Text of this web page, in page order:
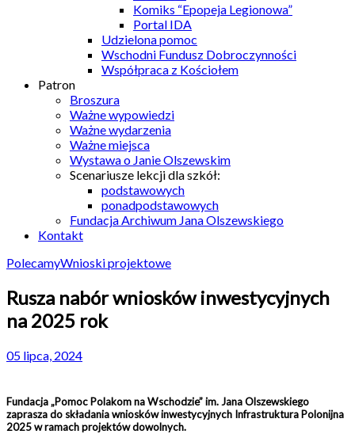
Komiks “Epopeja Legionowa”
Portal IDA
Udzielona pomoc
Wschodni Fundusz Dobroczynności
Współpraca z Kościołem
Patron
Broszura
Ważne wypowiedzi
Ważne wydarzenia
Ważne miejsca
Wystawa o Janie Olszewskim
Scenariusze lekcji dla szkół:
podstawowych
ponadpodstawowych
Fundacja Archiwum Jana Olszewskiego
Kontakt
PolecamyWnioski projektowe
Rusza nabór wniosków inwestycyjnych
na 2025 rok
05 lipca, 2024
Fundacja „Pomoc Polakom na Wschodzie” im. Jana Olszewskiego
zaprasza do składania wniosków inwestycyjnych Infrastruktura Polonijna
2025 w ramach projektów dowolnych.